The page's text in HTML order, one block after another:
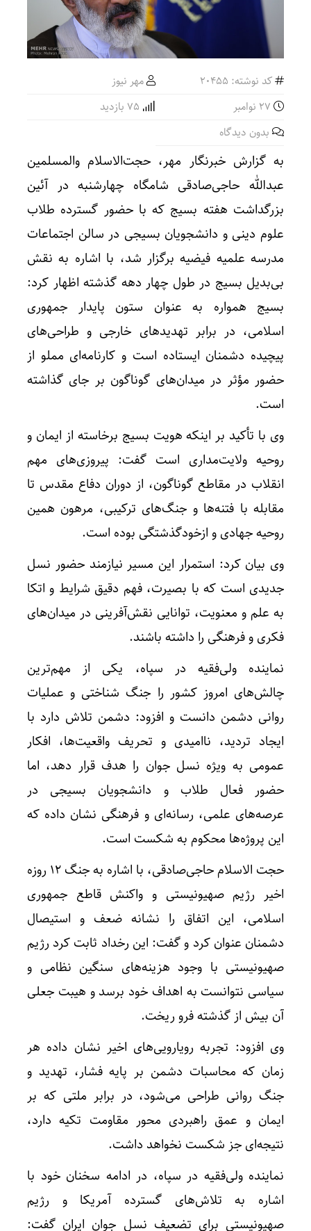
کد نوشته: 20455
مهر نیوز
بدون دیدگاه
به گزارش خبرنگار مهر، حجت‌الاسلام والمسلمین
عبدالله حاجی‌صادقی شامگاه چهارشنبه در آئین
بزرگداشت هفته بسیج که با حضور گسترده طلاب
علوم دینی و دانشجویان بسیجی در سالن اجتماعات
مدرسه علمیه فیضیه برگزار شد، با اشاره به نقش
بی‌بدیل بسیج در طول چهار دهه گذشته اظهار کرد:
بسیج همواره به عنوان ستون پایدار جمهوری
اسلامی، در برابر تهدیدهای خارجی و طراحی‌های
پیچیده دشمنان ایستاده است و کارنامه‌ای مملو از
حضور مؤثر در میدان‌های گوناگون بر جای گذاشته
است.
وی با تأکید بر اینکه هویت بسیج برخاسته از ایمان و
روحیه ولایت‌مداری است گفت: پیروزی‌های مهم
انقلاب در مقاطع گوناگون، از دوران دفاع مقدس تا
مقابله با فتنه‌ها و جنگ‌های ترکیبی، مرهون همین
روحیه جهادی و ازخودگذشتگی بوده است.
وی بیان کرد: استمرار این مسیر نیازمند حضور نسل
جدیدی است که با بصیرت، فهم دقیق شرایط و اتکا
به علم و معنویت، توانایی نقش‌آفرینی در میدان‌های
فکری و فرهنگی را داشته باشند.
نماینده ولی‌فقیه در سپاه، یکی از مهم‌ترین
چالش‌های امروز کشور را جنگ شناختی و عملیات
روانی دشمن دانست و افزود: دشمن تلاش دارد با
ایجاد تردید، ناامیدی و تحریف واقعیت‌ها، افکار
عمومی به ویژه نسل جوان را هدف قرار دهد، اما
حضور فعال طلاب و دانشجویان بسیجی در
عرصه‌های علمی، رسانه‌ای و فرهنگی نشان داده که
این پروژه‌ها محکوم به شکست است.
حجت الاسلام حاجی‌صادقی، با اشاره به جنگ ۱۲ روزه
اخیر رژیم صهیونیستی و واکنش قاطع جمهوری
اسلامی، این اتفاق را نشانه ضعف و استیصال
دشمنان عنوان کرد و گفت: این رخداد ثابت کرد رژیم
صهیونیستی با وجود هزینه‌های سنگین نظامی و
سیاسی نتوانست به اهداف خود برسد و هیبت جعلی
آن بیش از گذشته فرو ریخت.
وی افزود: تجربه رویارویی‌های اخیر نشان داده هر
زمان که محاسبات دشمن بر پایه فشار، تهدید و
جنگ روانی طراحی می‌شود، در برابر ملتی که بر
ایمان و عمق راهبردی محور مقاومت تکیه دارد،
نتیجه‌ای جز شکست نخواهد داشت.
نماینده ولی‌فقیه در سپاه، در ادامه سخنان خود با
اشاره به تلاش‌های گسترده آمریکا و رژیم
صهیونیستی برای تضعیف نسل جوان ایران گفت: